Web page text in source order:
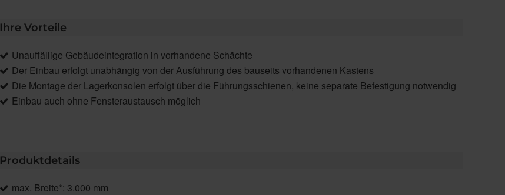
Ihre Vorteile
Unauffällige Gebäudeintegration in vorhandene Schächte
Der Einbau erfolgt unabhängig von der Ausführung des bauseits vorhandenen Kastens
Die Montage der Lagerkonsolen erfolgt über die Führungsschienen, keine separate Befestigung notwendig
Einbau auch ohne Fensteraustausch möglich
Produktdetails
max. Breite*: 3.000 mm